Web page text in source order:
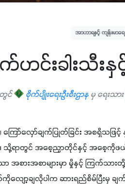
အာဟာရနှင့် ကျန်းမာရေ
ဟင်းခါးသီးနှ
တွင် စိုက်ပျိုးရေးဦးစီးဌာန မှ ရေးသား
ြော်လှော်ချက်ပြုတ်ခြင်း အစရှိသဖ
ာတွင် အစေ့ညှာတိုင်နှင့် အစေ့ကိုဖယ်ရှာ
ာ အစားအစာများမှာ မှိုနှင့် ကြက်
ကိုလျော့ချလိုပါက ဆားရည်စိမ်ပြီး